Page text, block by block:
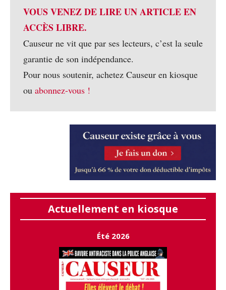
VOUS VENEZ DE LIRE UN ARTICLE EN
ACCÈS LIBRE.
Causeur ne vit que par ses lecteurs, c’est la seule
garantie de son indépendance.
Pour nous soutenir, achetez Causeur en kiosque
ou abonnez-vous !
Actuellement en kiosque
Été 2026